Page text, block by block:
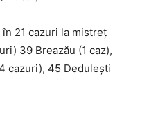
21 cazuri la mistreț
39 Breazău (1 caz),
cazuri), 45 Dedulești